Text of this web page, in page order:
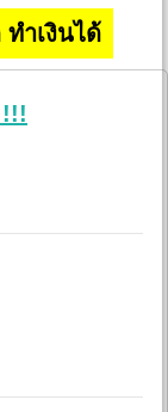
ำเงินได้